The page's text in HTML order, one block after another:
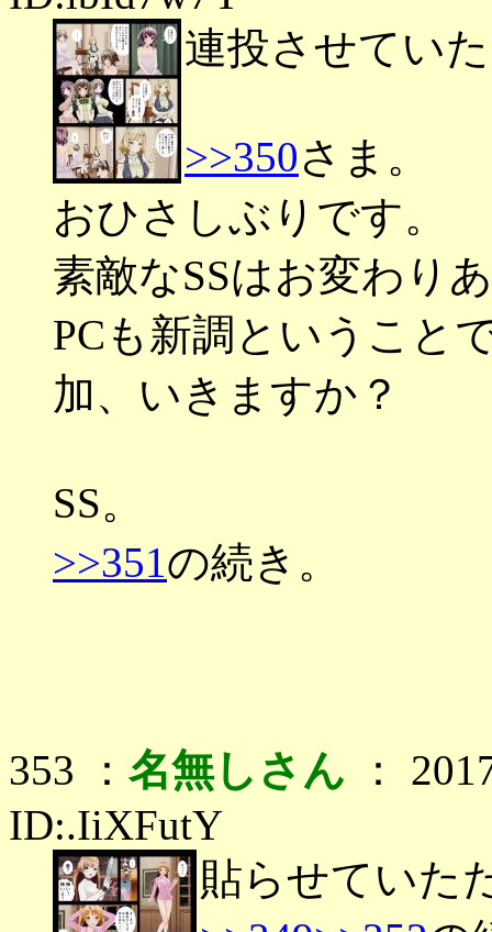
連投させてい
>>350さま。
おひさしぶりです。
素敵なSSはお変わり
PCも新調ということ
加、いきますか？
SS。
>>351の続き。
353 ： 名無しさん ：
ID:.IiXFutY
貼らせていた